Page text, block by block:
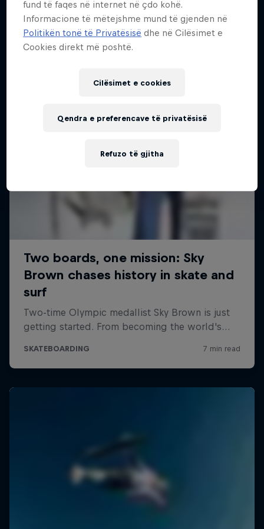
Më shumë si kjo2 Sezone · 18 episodet
SURFING
fund të faqes në internet në çdo kohë.
Informacione të mëtejshme mund të gjenden në
Politikën tonë të Privatësisë dhe në Cilësimet e
Cookies direkt më poshtë.
Cilësimet e cookies
Refuzo të gjitha
Qendra e preferencave të privatësisë